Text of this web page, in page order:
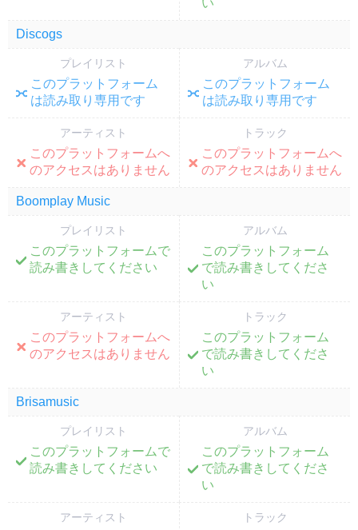
い
Discogs
プレイリスト
;
このプラットフォーム
は読み取り専用です
アルバム
;
このプラットフォーム
は読み取り専用です
アーティスト
;
このプラットフォームへ
のアクセスはありません
トラック
;
このプラットフォームへ
のアクセスはありません
Boomplay Music
プレイリスト
;
このプラットフォームで
読み書きしてください
アルバム
;
このプラットフォーム
で読み書きしてくださ
い
アーティスト
;
このプラットフォームへ
のアクセスはありません
トラック
;
このプラットフォーム
で読み書きしてくださ
い
Brisamusic
プレイリスト
;
このプラットフォームで
読み書きしてください
アルバム
;
このプラットフォーム
で読み書きしてくださ
い
アーティスト トラック